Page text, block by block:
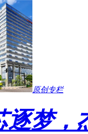
原创专栏
逐梦，